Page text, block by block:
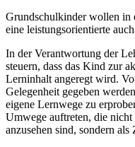
Grundschulkinder wollen in
eine leistungsorientierte
In der Verantwortung der
steuern, dass das Kind zur
Lerninhalt angeregt wird.
Gelegenheit gegeben
eigene Lernwege zu
Umwege auftreten, die
anzusehen sind, sondern